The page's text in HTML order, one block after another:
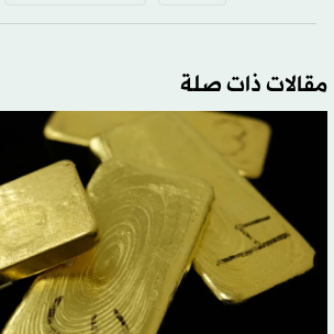
مقالات ذات صلة